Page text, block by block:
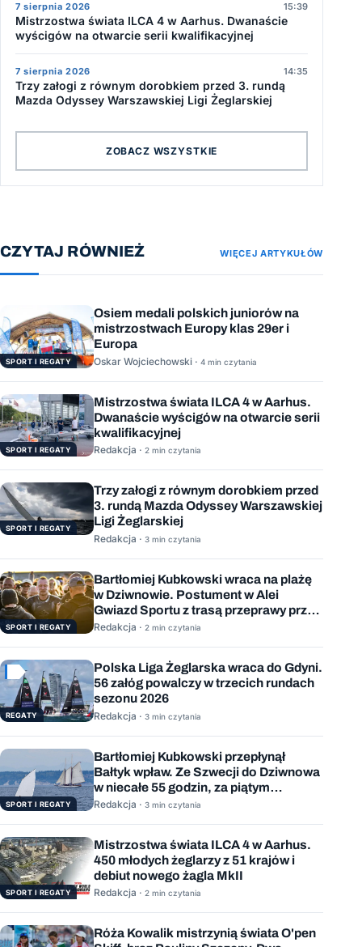
7 sierpnia 2026 15:39
Mistrzostwa świata ILCA 4 w Aarhus. Dwanaście
wyścigów na otwarcie serii kwalifikacyjnej
7 sierpnia 2026 14:35
Trzy załogi z równym dorobkiem przed 3. rundą
Mazda Odyssey Warszawskiej Ligi Żeglarskiej
ZOBACZ WSZYSTKIE
CZYTAJ RÓWNIEŻ WIĘCEJ ARTYKUŁÓW
SPORT I REGATY
Osiem medali polskich juniorów na
mistrzostwach Europy klas 29er i
Europa
Oskar Wojciechowski · 4 min czytania
SPORT I REGATY
Mistrzostwa świata ILCA 4 w Aarhus.
Dwanaście wyścigów na otwarcie serii
kwalifikacyjnej
Redakcja · 2 min czytania
SPORT I REGATY
Trzy załogi z równym dorobkiem przed
3. rundą Mazda Odyssey Warszawskiej
Ligi Żeglarskiej
Redakcja · 3 min czytania
SPORT I REGATY
Bartłomiej Kubkowski wraca na plażę
w Dziwnowie. Postument w Alei
Gwiazd Sportu z trasą przeprawy przez
Bałtyk
Redakcja · 2 min czytania
REGATY
Polska Liga Żeglarska wraca do Gdyni.
56 załóg powalczy w trzecich rundach
sezonu 2026
Redakcja · 3 min czytania
SPORT I REGATY
Bartłomiej Kubkowski przepłynął
Bałtyk wpław. Ze Szwecji do Dziwnowa
w niecałe 55 godzin, za piątym
podejściem
Redakcja · 3 min czytania
SPORT I REGATY
Mistrzostwa świata ILCA 4 w Aarhus.
450 młodych żeglarzy z 51 krajów i
debiut nowego żagla MkII
Redakcja · 2 min czytania
Róża Kowalik mistrzynią świata O'pen